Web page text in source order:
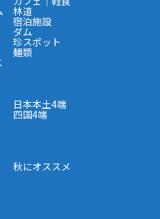
林道
宿泊施設
ダム
珍スポット
麺類
日本本土4端
四国4端
秋にオススメ